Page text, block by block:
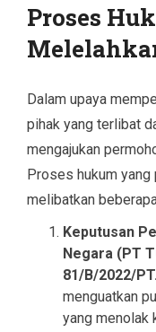
Proses
Dalam upaya
pihak yang terlibat
mengajukan
Proses hukum yang
melibatkan
Keputusan
Negara (PT
81/B/2022/
menguatkan
yang menolak